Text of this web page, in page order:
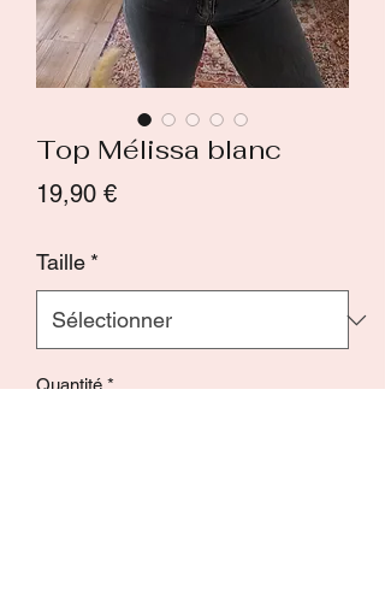
Top Mélissa blanc
19,90 €Prix
Taille *
Quantité *